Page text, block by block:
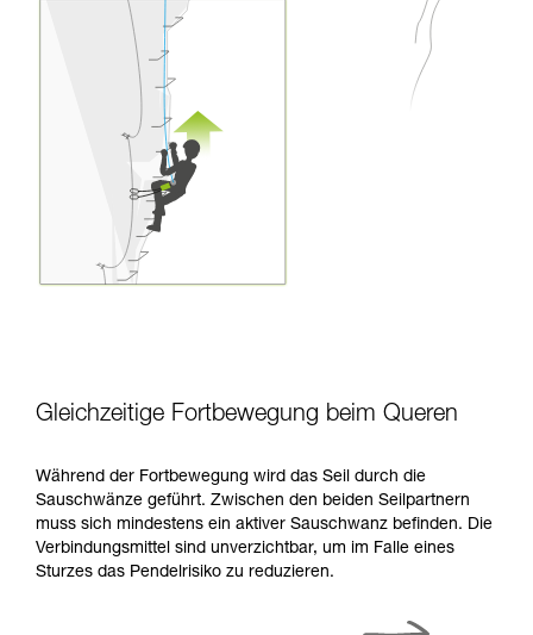
Gleichzeitige Fortbewegung beim Queren
Während der Fortbewegung wird das Seil durch die
Sauschwänze geführt. Zwischen den beiden Seilpartnern
muss sich mindestens ein aktiver Sauschwanz befinden. Die
Verbindungsmittel sind unverzichtbar, um im Falle eines
Sturzes das Pendelrisiko zu reduzieren.